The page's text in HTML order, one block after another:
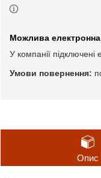
У компанії
Опис